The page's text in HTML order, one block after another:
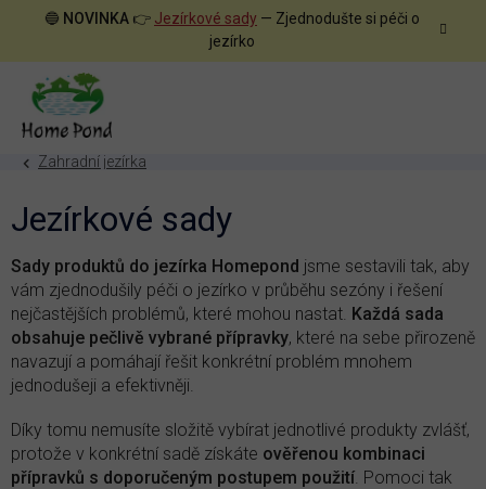
🔵 NOVINKA 👉 Jezírkové sady — Zjednodušte si péči o
jezírko
Zahradní jezírka
Jezírkové sady
Sady produktů do jezírka Homepond jsme sestavili tak, aby
vám zjednodušily péči o jezírko v průběhu sezóny i řešení
nejčastějších problémů, které mohou nastat. Každá sada
obsahuje pečlivě vybrané přípravky, které na sebe přirozeně
navazují a pomáhají řešit konkrétní problém mnohem
jednodušeji a efektivněji.
Díky tomu nemusíte složitě vybírat jednotlivé produkty zvlášť,
protože v konkrétní sadě získáte ověřenou kombinaci
přípravků s doporučeným postupem použití . Pomoci tak